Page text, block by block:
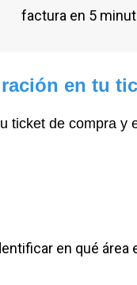
factura en 5
en tu
ticket de compra y
en qué